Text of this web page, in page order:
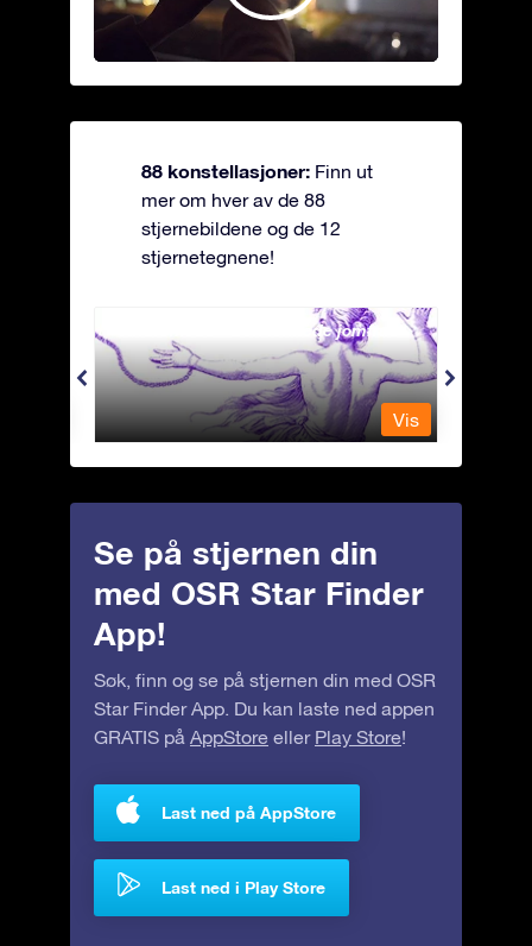
88 konstellasjoner: Finn ut
mer om hver av de 88
stjernebildene og de 12
stjernetegnene!
Andromeda - Den lenkede jomfrua
Vis
Se på stjernen din
med OSR Star Finder
App!
Søk, finn og se på stjernen din med OSR
Star Finder App. Du kan laste ned appen
GRATIS på AppStore eller Play Store!
Last ned på AppStore
Last ned i Play Store